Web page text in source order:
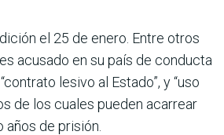
el 25 de enero. Entre otros
acusado en su país de conducta
lesivo al Estado”, y “uso
de los cuales pueden acarrear
de prisión.